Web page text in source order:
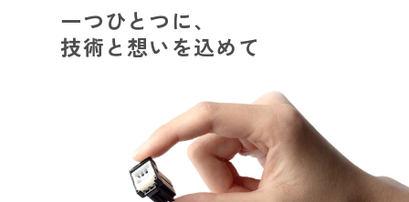
一つひとつに、
技術と想いを込めて